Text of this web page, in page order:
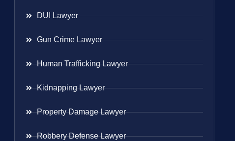
DUI Lawyer
Gun Crime Lawyer
Human Trafficking Lawyer
Kidnapping Lawyer
Property Damage Lawyer
Robbery Defense Lawyer